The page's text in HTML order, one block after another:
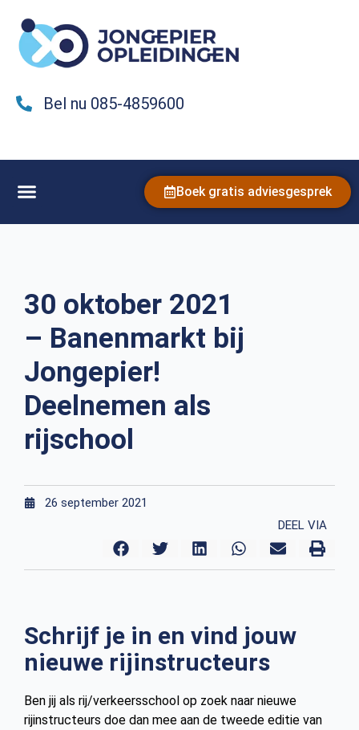
Bel nu 085-4859600
Boek gratis adviesgesprek
30 oktober 2021
– Banenmarkt bij
Jongepier!
Deelnemen als
rijschool
26 september 2021
DEEL VIA
Schrijf je in en vind jouw
nieuwe rijinstructeurs
Ben jij als rij/verkeersschool op zoek naar nieuwe
rijinstructeurs doe dan mee aan de tweede editie van